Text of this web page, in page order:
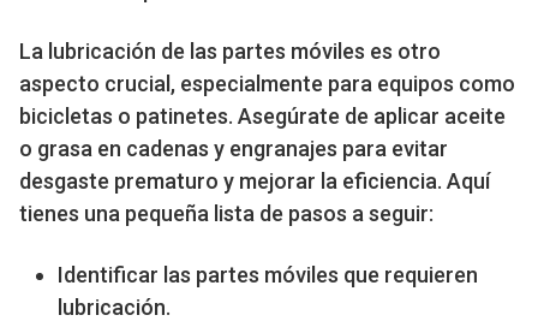
La lubricación de las partes móviles es otro
aspecto crucial, especialmente para equipos como
bicicletas o patinetes. Asegúrate de aplicar aceite
o grasa en cadenas y engranajes para evitar
desgaste prematuro y mejorar la eficiencia. Aquí
tienes una pequeña lista de pasos a seguir:
Identificar las partes móviles que requieren
lubricación.